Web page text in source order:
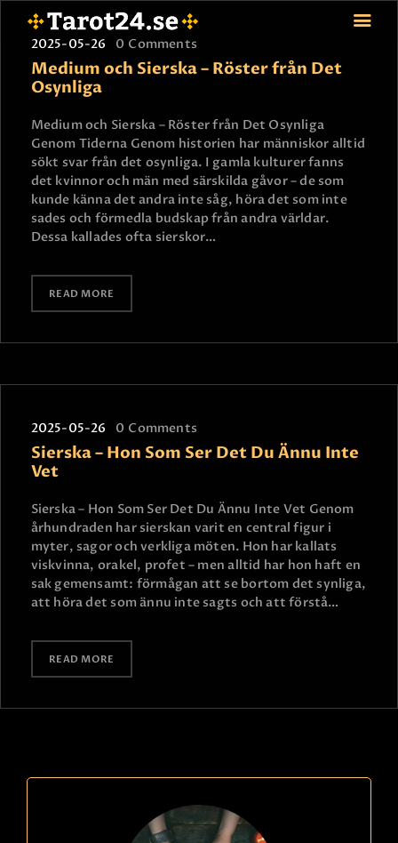
HEM
ASTROLOGI
STJÄRNTECKEN
TAROT
SPÅDAM-SIERSKA
JOBBA SOM SPÅDAM
BETALNING
2025-05-26 0 Comments
Medium och Sierska – Röster från Det
Osynliga
Medium och Sierska – Röster från Det Osynliga
Genom Tiderna Genom historien har människor alltid
sökt svar från det osynliga. I gamla kulturer fanns
det kvinnor och män med särskilda gåvor – de som
kunde känna det andra inte såg, höra det som inte
sades och förmedla budskap från andra världar.
Dessa kallades ofta sierskor…
READ MORE
2025-05-26 0 Comments
Sierska – Hon Som Ser Det Du Ännu Inte
Vet
Sierska – Hon Som Ser Det Du Ännu Inte Vet Genom
århundraden har sierskan varit en central figur i
myter, sagor och verkliga möten. Hon har kallats
viskvinna, orakel, profet – men alltid har hon haft en
sak gemensamt: förmågan att se bortom det synliga,
att höra det som ännu inte sagts och att förstå…
READ MORE